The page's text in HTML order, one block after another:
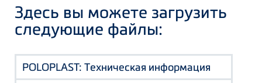
Здесь вы можете загрузить
следующие файлы:
POLOPLAST: Техническая информация